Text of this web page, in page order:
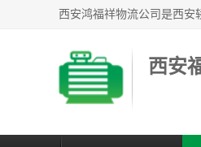
西安